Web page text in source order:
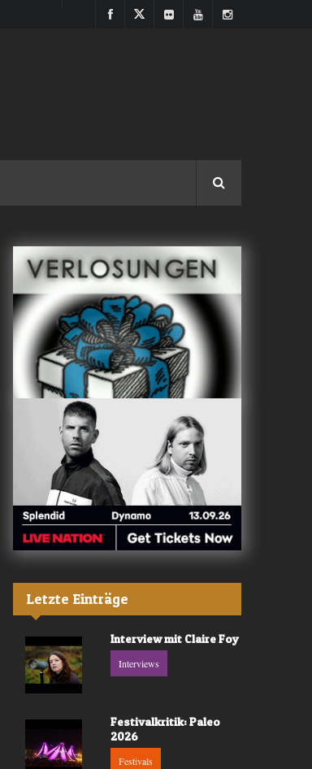
Valerù - «IL MARE»
Letzte Einträge
Interview mit Claire Foy
Interviews
Festivalkritik: Paleo
2026
Festivals